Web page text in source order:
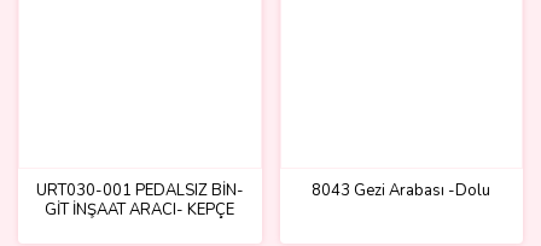
URT030-001 PEDALSIZ BİN-
GİT İNŞAAT ARACI- KEPÇE
8043 Gezi Arabası -Dolu